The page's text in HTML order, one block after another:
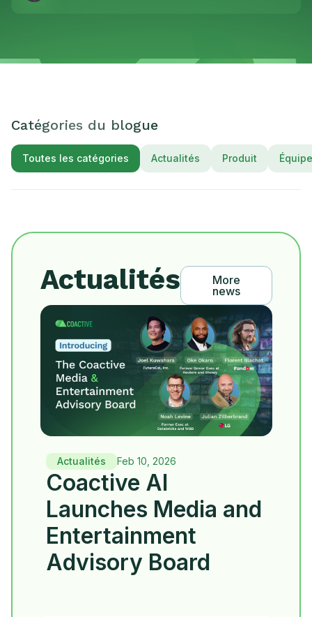
Catégories du blogue
Toutes les catégories Actualités Produit Équipe
Actualités
More
news
Actualités Feb 10, 2026
Coactive AI
Launches Media and
Entertainment
Advisory Board